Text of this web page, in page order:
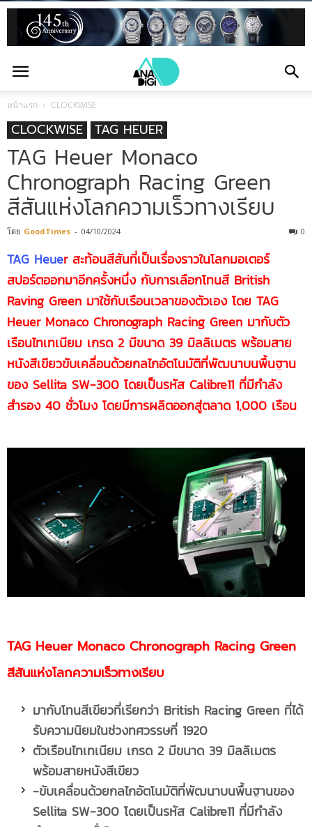
หน้าแรก CLOCKWISE
CLOCKWISE TAG HEUER
TAG Heuer Monaco
Chronograph Racing Green
สีสันแห่งโลกความเร็วทางเรียบ
โดย GoodTimes - 04/10/2024 0
TAG Heuer สะท้อนสีสันที่เป็นเรื่องราวในโลกมอเตอร์
สปอร์ตออกมาอีกครั้งหนึ่ง กับการเลือกโทนสี British
Raving Green มาใช้กับเรือนเวลาของตัวเอง โดย TAG
Heuer Monaco Chronograph Racing Green มากับตัว
เรือนไทเทเนียม เกรด 2 มีขนาด 39 มิลลิเมตร พร้อมสาย
หนังสีเขียวขับเคลื่อนด้วยกลไกอัตโนมัติที่พัฒนาบนพื้นฐาน
ของ Sellita SW-300 โดยเป็นรหัส Calibre11 ที่มีกำลัง
สำรอง 40 ชั่วโมง โดยมีการผลิตออกสู่ตลาด 1,000 เรือน
TAG Heuer Monaco Chronograph Racing Green
สีสันแห่งโลกความเร็วทางเรียบ
มากับโทนสีเขียวที่เรียกว่า British Racing Green ที่ได้
รับความนิยมในช่วงทศวรรษที่ 1920
ตัวเรือนไทเทเนียม เกรด 2 มีขนาด 39 มิลลิเมตร
พร้อมสายหนังสีเขียว
-ขับเคลื่อนด้วยกลไกอัตโนมัติที่พัฒนาบนพื้นฐานของ
Sellita SW-300 โดยเป็นรหัส Calibre11 ที่มีกำลัง